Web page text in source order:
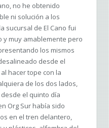
no he obtenido
ni solución a los
sucursal de El Cano fui
y muy amablemente pero
los mismos
desde el
hacer tope con la
de los dos lados,
el quinto día
Org Sur había sido
en el tren delantero,